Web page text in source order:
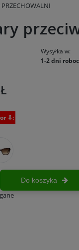
PRZECHOWALNI
Wysyłka w:
1-2 dni
⇩:
Do koszyka